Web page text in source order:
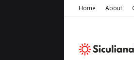
Home About